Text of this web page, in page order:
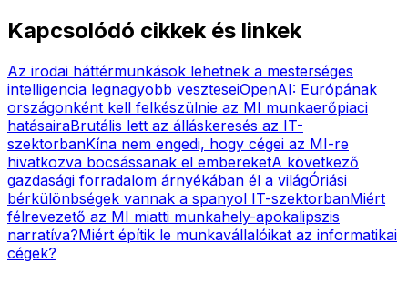
Kapcsolódó cikkek és linkek
Az irodai háttérmunkások lehetnek a mesterséges
intelligencia legnagyobb veszteseiOpenAI: Európának
országonként kell felkészülnie az MI munkaerőpiaci
hatásairaBrutális lett az álláskeresés az IT-
szektorbanKína nem engedi, hogy cégei az MI-re
hivatkozva bocsássanak el embereketA következő
gazdasági forradalom árnyékában él a világÓriási
bérkülönbségek vannak a spanyol IT-szektorbanMiért
félrevezető az MI miatti munkahely-apokalipszis
narratíva?Miért építik le munkavállalóikat az informatikai
cégek?